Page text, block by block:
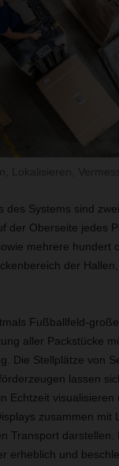
des Systems sind
der Oberseite jedes
mehrere hundert
der
Fußballfeld-
aller Packstücke
Die Stellplätze von
lassen
Echtzeit visualisieren
zusammen mit
Transport darstellen.
erheblich und